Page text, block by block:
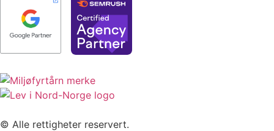
© Alle rettigheter reservert.